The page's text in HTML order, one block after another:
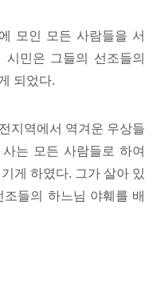
모인 모든 사람들을 서
민은 그들의 선조들의
되었다.
지역에서 역겨운 우상들
는 모든 사람들로 하여
게 하였다. 그가 살아 있
들의 하느님 야훼를 배